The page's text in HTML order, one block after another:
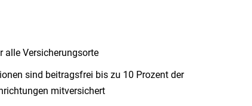
alle Versicherungsorte
sind beitragsfrei bis zu 10 Prozent der
mitversichert